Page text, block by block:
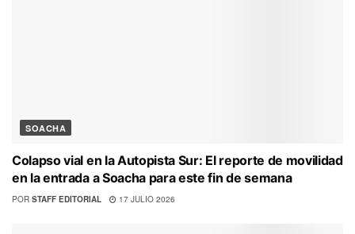
SOACHA
Colapso vial en la Autopista Sur: El reporte de movilidad
en la entrada a Soacha para este fin de semana
POR STAFF EDITORIAL 17 JULIO 2026